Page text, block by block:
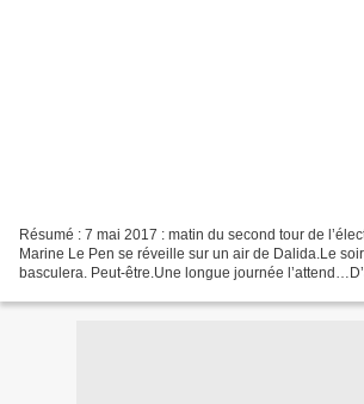
Résumé : 7 mai 2017 : matin du second tour de
Marine Le Pen se réveille sur un air de Dalida.Le
basculera. Peut-être.Une longue journée